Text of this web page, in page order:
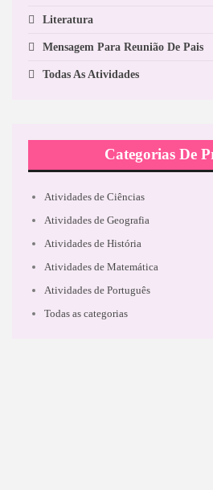
Literatura
Mensagem Para Reunião De Pais
Todas As Atividades
Categorias De
Atividades de Ciências
Atividades de Geografia
Atividades de História
Atividades de Matemática
Atividades de Português
Todas as categorias